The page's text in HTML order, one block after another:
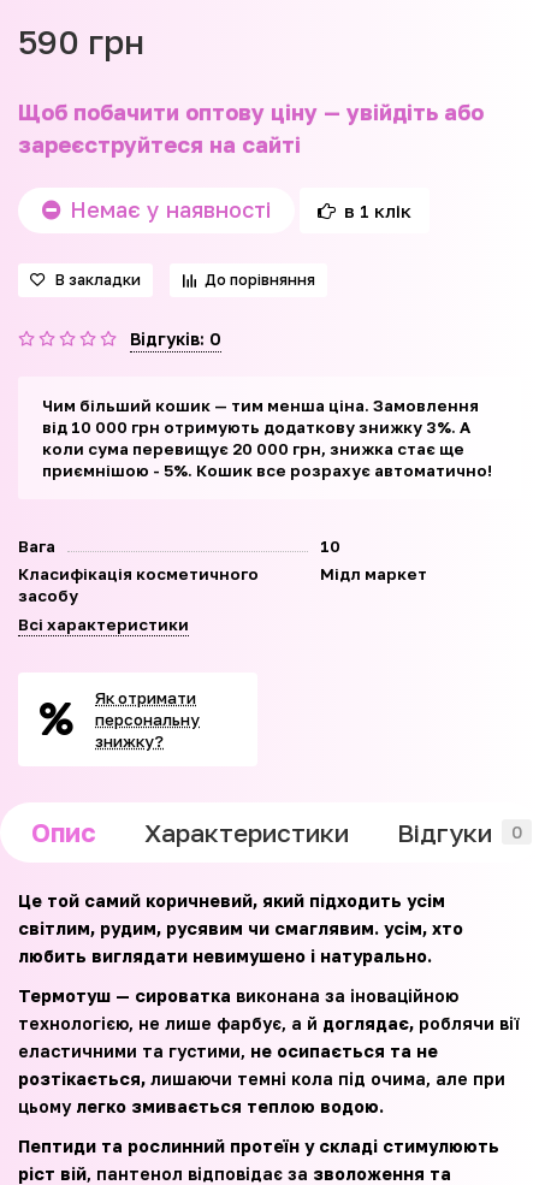
590 грн
Щоб побачити оптову ціну — увійдіть або
зареєструйтеся на сайті
Немає у наявності в 1 клік
В закладки До порівняння
Відгуків: 0
Чим більший кошик — тим менша ціна. Замовлення
від 10 000 грн отримують додаткову знижку 3%. А
коли сума перевищує 20 000 грн, знижка стає ще
приємнішою - 5%. Кошик все розрахує автоматично!
Вага
10
Класифікація косметичного
засобу
Мідл маркет
Всі характеристики
Як отримати
персональну
знижку?
Опис Характеристики Відгуки 0
Це той самий коричневий, який підходить усім
світлим, рудим, русявим чи смаглявим. усім, хто
любить виглядати невимушено і натурально.
Термотуш — сироватка виконана за іноваційною
технологією, не лише фарбує, а й доглядає, роблячи вії
еластичними та густими, не осипається та не
розтікається, лишаючи темні кола під очима, але при
цьому легко змивається теплою водою.
Пептиди та рослинний протеїн у складі стимулюють
ріст вій, пантенол відповідає за зволоження та